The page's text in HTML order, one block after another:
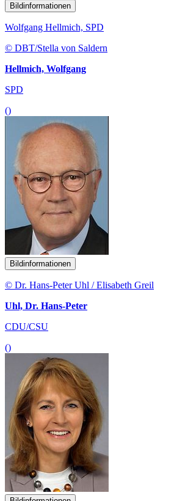
Bildinformationen
Wolfgang Hellmich, SPD
© DBT/Stella von Saldern
Hellmich, Wolfgang
SPD
()
Bildinformationen
© Dr. Hans-Peter Uhl / Elisabeth Greil
Uhl, Dr. Hans-Peter
CDU/CSU
()